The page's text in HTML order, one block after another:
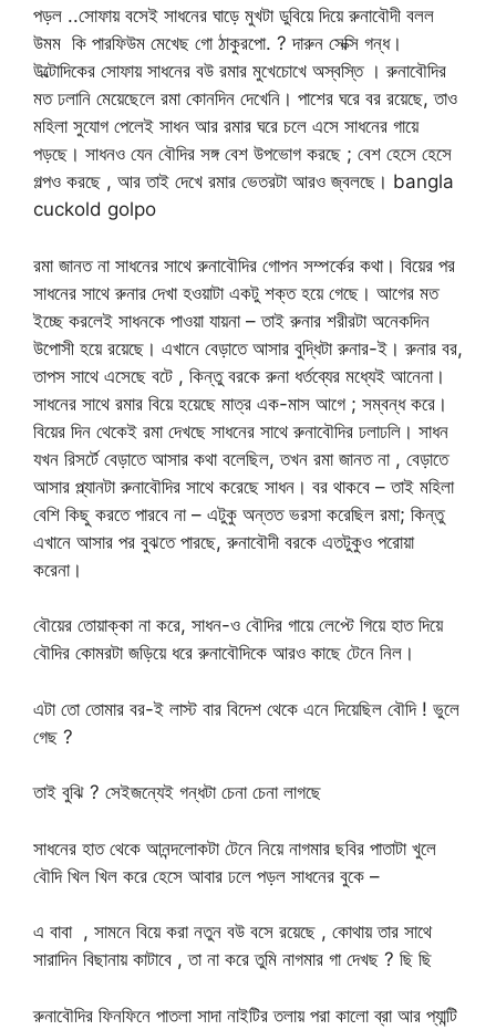
পড়ল ..সোফায় বসেই সাধনের ঘাড়ে মুখটা ডুবিয়ে দিয়ে রুনাবৌদী বলল
উমম কি পারফিউম মেখেছ গো ঠাকুরপো. ? দারুন সেক্সি গন্ধ।
উল্টোদিকের সোফায় সাধনের বউ রমার মুখেচোখে অস্বস্তি । রুনাবৌদির
মত ঢলানি মেয়েছেলে রমা কোনদিন দেখেনি। পাশের ঘরে বর রয়েছে, তাও
মহিলা সুযোগ পেলেই সাধন আর রমার ঘরে চলে এসে সাধনের গায়ে
পড়ছে। সাধনও যেন বৌদির সঙ্গ বেশ উপভোগ করছে ; বেশ হেসে হেসে
গল্পও করছে , আর তাই দেখে রমার ভেতরটা আরও জ্বলছে। bangla
cuckold golpo
রমা জানত না সাধনের সাথে রুনাবৌদির গোপন সম্পর্কের কথা। বিয়ের পর
সাধনের সাথে রুনার দেখা হওয়াটা একটু শক্ত হয়ে গেছে। আগের মত
ইচ্ছে করলেই সাধনকে পাওয়া যায়না – তাই রুনার শরীরটা অনেকদিন
উপোসী হয়ে রয়েছে। এখানে বেড়াতে আসার বুদ্ধিটা রুনার-ই। রুনার বর,
তাপস সাথে এসেছে বটে , কিন্তু বরকে রুনা ধর্তব্যের মধ্যেই আনেনা।
সাধনের সাথে রমার বিয়ে হয়েছে মাত্র এক-মাস আগে ; সম্বন্ধ করে।
বিয়ের দিন থেকেই রমা দেখছে সাধনের সাথে রুনাবৌদির ঢলাঢলি। সাধন
যখন রিসর্টে বেড়াতে আসার কথা বলেছিল, তখন রমা জানত না , বেড়াতে
আসার প্ল্যানটা রুনাবৌদির সাথে করেছে সাধন। বর থাকবে – তাই মহিলা
বেশি কিছু করতে পারবে না – এটুকু অন্তত ভরসা করেছিল রমা; কিন্তু
এখানে আসার পর বুঝতে পারছে, রুনাবৌদী বরকে এতটুকুও পরোয়া
করেনা।
বৌয়ের তোয়াক্কা না করে, সাধন-ও বৌদির গায়ে লেপ্টে গিয়ে হাত দিয়ে
বৌদির কোমরটা জড়িয়ে ধরে রুনাবৌদিকে আরও কাছে টেনে নিল।
এটা তো তোমার বর-ই লাস্ট বার বিদেশ থেকে এনে দিয়েছিল বৌদি ! ভুলে
গেছ ?
তাই বুঝি ? সেইজন্যেই গন্ধটা চেনা চেনা লাগছে
সাধনের হাত থেকে আনন্দলোকটা টেনে নিয়ে নাগমার ছবির পাতাটা খুলে
বৌদি খিল খিল করে হেসে আবার ঢলে পড়ল সাধনের বুকে –
এ বাবা , সামনে বিয়ে করা নতুন বউ বসে রয়েছে , কোথায় তার সাথে
সারাদিন বিছানায় কাটাবে , তা না করে তুমি নাগমার গা দেখছ ? ছি ছি
রুনাবৌদির ফিনফিনে পাতলা সাদা নাইটির তলায় পরা কালো ব্রা আর প্যান্টি